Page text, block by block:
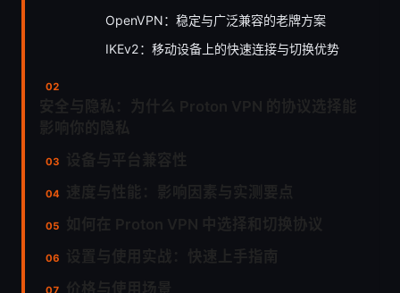
OpenVPN：稳定与广泛兼容的老牌方案
IKEv2：移动设备上的快速连接与切换优势